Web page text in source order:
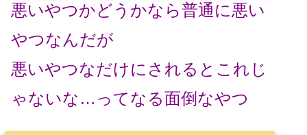
悪いやつかどうかなら普通に悪い
やつなんだが
悪いやつなだけにされるとこれじ
ゃないな…ってなる面倒なやつ